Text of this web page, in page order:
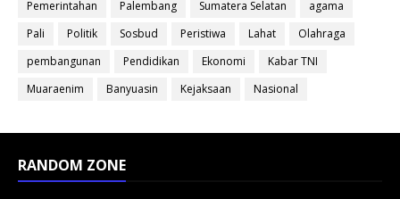
Pemerintahan
Palembang Sumatera Selatan
agama
Pali
Politik Sosbud Peristiwa Lahat
Olahraga
pembangunan
Pendidikan Ekonomi
Kabar TNI
Muaraenim
Banyuasin Kejaksaan Nasional
RANDOM ZONE